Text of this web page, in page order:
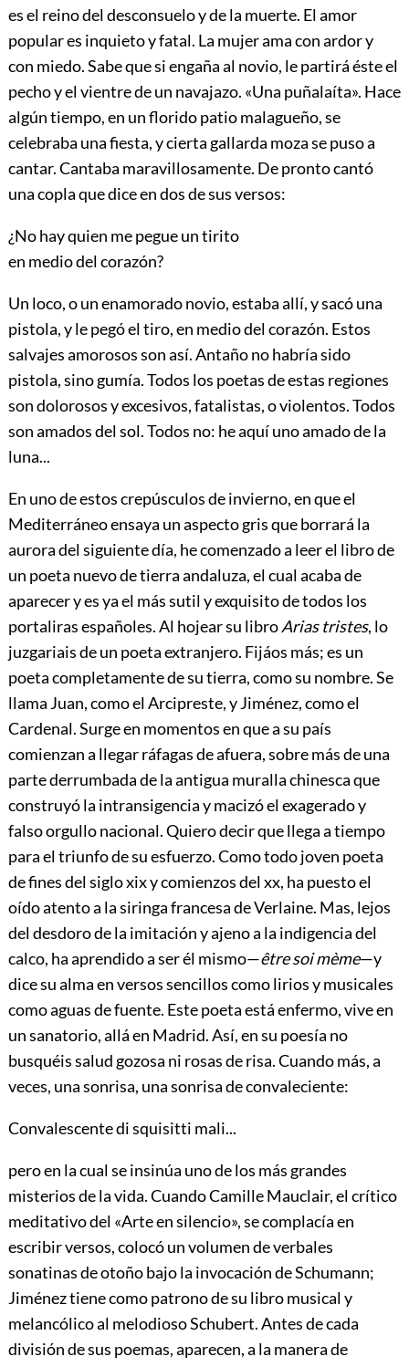
es el reino del desconsuelo y de la muerte. El amor
popular es inquieto y fatal. La mujer ama con ardor y
con miedo. Sabe que si engaña al novio, le partirá éste el
pecho y el vientre de un navajazo. «Una puñalaíta». Hace
algún tiempo, en un florido patio malagueño, se
celebraba una fiesta, y cierta gallarda moza se puso a
cantar. Cantaba maravillosamente. De pronto cantó
una copla que dice en dos de sus versos:
¿No hay quien me pegue un tirito
en medio del corazón?
Un loco, o un enamorado novio, estaba allí, y sacó una
pistola, y le pegó el tiro, en medio del corazón. Estos
salvajes amorosos son así. Antaño no habría sido
pistola, sino gumía. Todos los poetas de estas regiones
son dolorosos y excesivos, fatalistas, o violentos. Todos
son amados del sol. Todos no: he aquí uno amado de la
luna...
En uno de estos crepúsculos de invierno, en que el
Mediterráneo ensaya un aspecto gris que borrará la
aurora del siguiente día, he comenzado a leer el libro de
un poeta nuevo de tierra andaluza, el cual acaba de
aparecer y es ya el más sutil y exquisito de todos los
portaliras españoles. Al hojear su libroArias tristes, lo
juzgariais de un poeta extranjero. Fijáos más; es un
poeta completamente de su tierra, como su nombre. Se
llama Juan, como el Arcipreste, y Jiménez, como el
Cardenal. Surge en momentos en que a su país
comienzan a llegar ráfagas de afuera, sobre más de una
parte derrumbada de la antigua muralla chinesca que
construyó la intransigencia y macizó el exagerado y
falso orgullo nacional. Quiero decir que llega a tiempo
para el triunfo de su esfuerzo. Como todo joven poeta
de fines del sigloxixy comienzos delxx, ha puesto el
oído atento a la siringa francesa de Verlaine. Mas, lejos
del desdoro de la imitación y ajeno a la indigencia del
calco, ha aprendido a ser él mismo—être soi mème—y
dice su alma en versos sencillos como lirios y musicales
como aguas de fuente. Este poeta está enfermo, vive en
unsanatorio, allá en Madrid. Así, en su poesía no
busquéis salud gozosa ni rosas de risa. Cuando más, a
veces, una sonrisa, una sonrisa de convaleciente:
Convalescente di squisitti mali...
pero en la cual se insinúa uno de los más grandes
misterios de la vida. Cuando Camille Mauclair, el crítico
meditativo del «Arte en silencio», se complacía en
escribir versos, colocó un volumen de verbales
sonatinas de otoño bajo la invocación de Schumann;
Jiménez tiene como patrono de su libro musical y
melancólico al melodioso Schubert. Antes de cada
división de sus poemas, aparecen, a la manera de